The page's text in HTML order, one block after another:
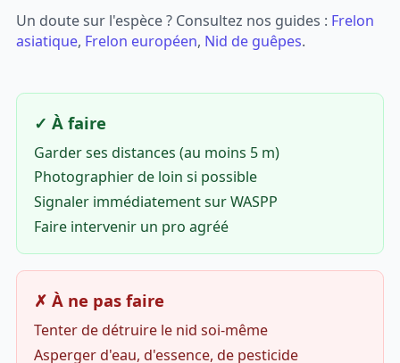
Un doute sur l'espèce ? Consultez nos guides : Frelon
asiatique, Frelon européen, Nid de guêpes.
✓ À faire
Garder ses distances (au moins 5 m)
Photographier de loin si possible
Signaler immédiatement sur WASPP
Faire intervenir un pro agréé
✗ À ne pas faire
Tenter de détruire le nid soi-même
Asperger d'eau, d'essence, de pesticide